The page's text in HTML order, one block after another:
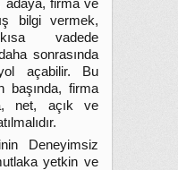
adaya, firma ve
bilgi vermek,
vadede
sonrasında
açabilir. Bu
başında, firma
net, açık ve
Deneyimsiz
yetkin ve